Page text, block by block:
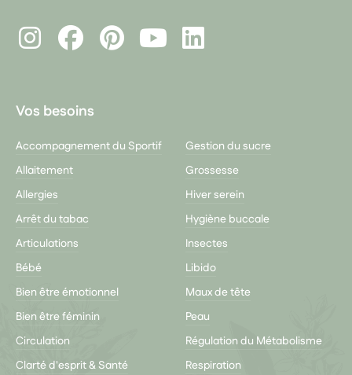
InstagramFacebookPinterest
LinkedIn
Vos besoins
Accompagnement du Sportif
Allaitement
Allergies
Arrêt du tabac
Articulations
Bébé
Bien être émotionnel
Bien être féminin
Circulation
Clarté d'esprit & Santé
Gestion du sucre
Grossesse
Hiver serein
Hygiène buccale
Insectes
Libido
Maux de tête
Peau
Régulation du Métabolisme
Respiration